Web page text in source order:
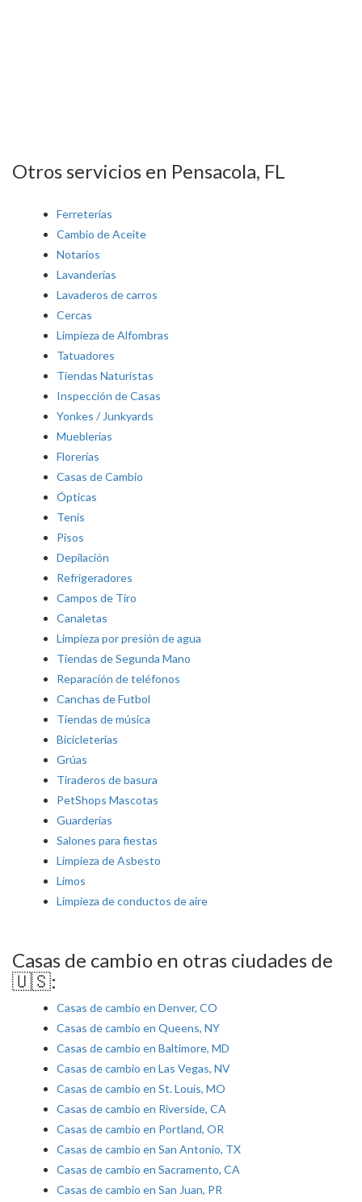
Otros servicios en Pensacola, FL
Ferreterías
Cambio de Aceite
Notarios
Lavanderías
Lavaderos de carros
Cercas
Limpieza de Alfombras
Tatuadores
Tiendas Naturistas
Inspección de Casas
Yonkes / Junkyards
Mueblerias
Florerías
Casas de Cambio
Ópticas
Tenis
Pisos
Depilación
Refrigeradores
Campos de Tiro
Canaletas
Limpieza por presión de agua
Tiendas de Segunda Mano
Reparación de teléfonos
Canchas de Futbol
Tiendas de música
Bicicleterías
Grúas
Tiraderos de basura
PetShops Mascotas
Guarderías
Salones para fiestas
Limpieza de Asbesto
Limos
Limpieza de conductos de aire
Casas de cambio en otras ciudades de
🇺🇸:
Casas de cambio en Denver, CO
Casas de cambio en Queens, NY
Casas de cambio en Baltimore, MD
Casas de cambio en Las Vegas, NV
Casas de cambio en St. Louis, MO
Casas de cambio en Riverside, CA
Casas de cambio en Portland, OR
Casas de cambio en San Antonio, TX
Casas de cambio en Sacramento, CA
Casas de cambio en San Juan, PR